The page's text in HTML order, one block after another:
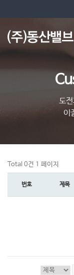
도
이
Total 0건 1 페이지
번호 제목